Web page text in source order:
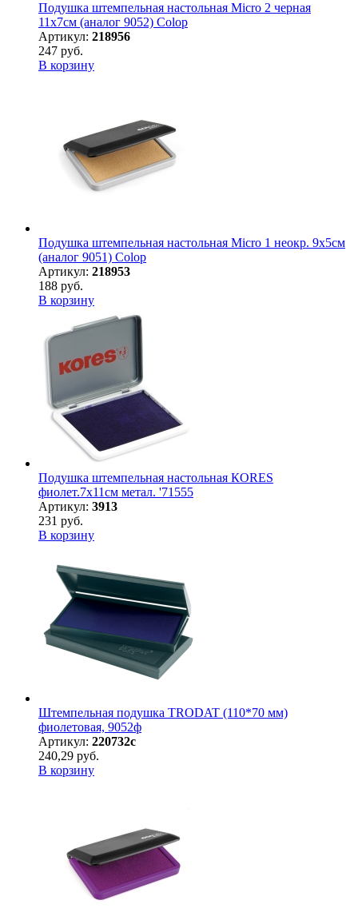
Подушка штемпельная настольная Micro 2 черная
11х7см (аналог 9052) Colop
Артикул: 218956
247 руб.
В корзину
Подушка штемпельная настольная Micro 1 неокр. 9х5см
(аналог 9051) Colop
Артикул: 218953
188 руб.
В корзину
Подушка штемпельная настольная КORES
фиолет.7х11см метал. '71555
Артикул: 3913
231 руб.
В корзину
Штемпельная подушка TRODAT (110*70 мм)
фиолетовая, 9052ф
Артикул: 220732с
240,29 руб.
В корзину